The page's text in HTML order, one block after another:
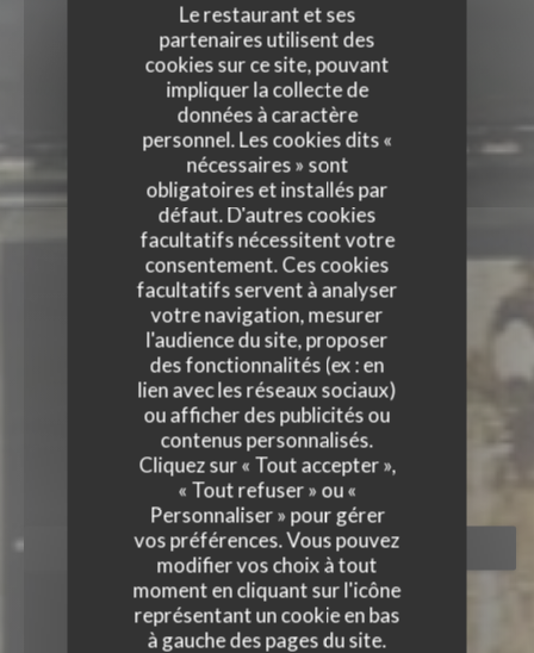
Le restaurant et ses
partenaires utilisent des
cookies sur ce site, pouvant
impliquer la collecte de
données à caractère
personnel. Les cookies dits «
nécessaires » sont
obligatoires et installés par
défaut. D'autres cookies
facultatifs nécessitent votre
consentement. Ces cookies
facultatifs servent à analyser
votre navigation, mesurer
l'audience du site, proposer
des fonctionnalités (ex : en
lien avec les réseaux sociaux)
ou afficher des publicités ou
contenus personnalisés.
Cliquez sur « Tout accepter »,
« Tout refuser » ou «
Personnaliser » pour gérer
vos préférences. Vous pouvez
modifier vos choix à tout
moment en cliquant sur l'icône
représentant un cookie en bas
à gauche des pages du site.
GRAZIE
GRAZIE
RESTAURANT ITALIEN|PARIS
RÉSERVER